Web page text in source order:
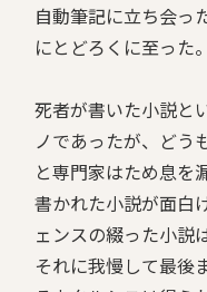
自動筆記に立ち会っ
にとどろくに至った。
死者が書いた小説と
ノであったが、どう
と専門家はため息を
書かれた小説が面白
ェンスの綴った小説
それに我慢して最後